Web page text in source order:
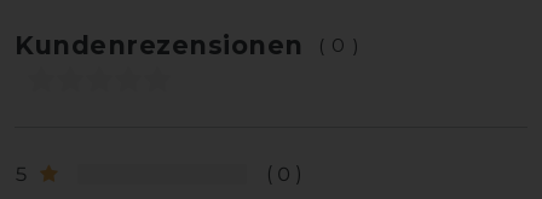
Kundenrezensionen (0)
5
0